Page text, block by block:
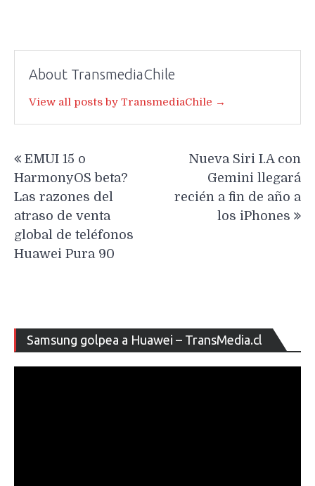
About TransmediaChile
View all posts by TransmediaChile →
de
entradas
EMUI 15 o
HarmonyOS beta?
Las razones del
atraso de venta
global de teléfonos
Huawei Pura 90
Nueva Siri I.A con
Gemini llegará
recién a fin de año a
los iPhones
Samsung golpea a Huawei – TransMedia.cl
de